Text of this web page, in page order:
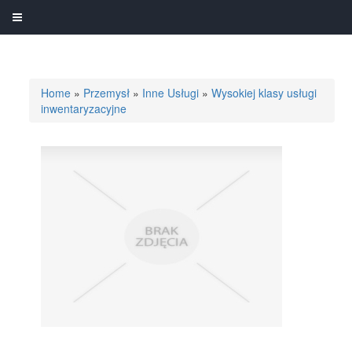
Home » Przemysł » Inne Usługi »Wysokiej klasy usługi
inwentaryzacyjne